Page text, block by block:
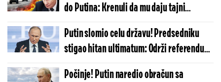
do Putina: Krenuli da mu daju tajni
izveštaj, a onda - šok
Putin slomio celu državu! Predsedniku
stigao hitan ultimatum: Održi referendum
i odluči, u suprotnom...
Počinje! Putin naredio obračun sa